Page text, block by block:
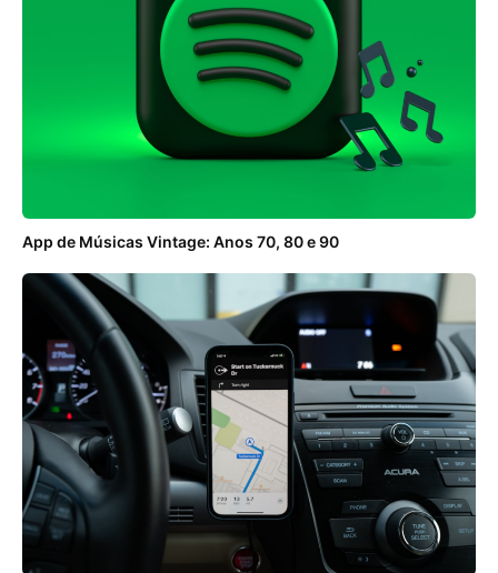
App de Músicas Vintage: Anos 70, 80 e 90